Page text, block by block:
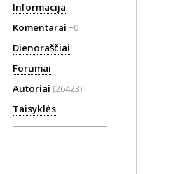
Informacija
Komentarai +0
Dienoraščiai
Forumai
Autoriai (26423)
Taisyklės